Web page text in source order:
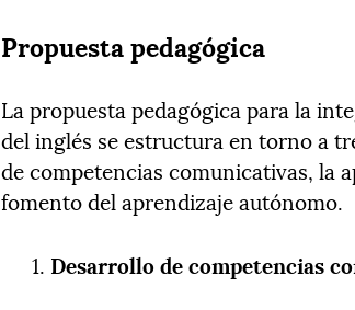
Propuesta pedagógica
La propuesta pedagógica para la
del inglés se estructura en torno a
de competencias comunicativas, la
fomento del aprendizaje autónomo.
Desarrollo de competencias